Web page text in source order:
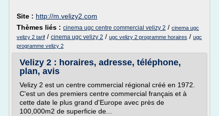
Site : http://m.velizy2.com
Thèmes liés : cinema ugc centre commercial velizy 2 / cinema ugc
velizy 2 tarif / cinema ugc velizy 2 / ugc velizy 2 programme horaires / ugc
programme velizy 2
Velizy 2 : horaires, adresse, téléphone,
plan, avis
Velizy 2 est un centre commercial régional créé en 1972.
C'est un des premiers centre commercial français et à
cette date le plus grand d'Europe avec près de
100,000m2 de superficie de...